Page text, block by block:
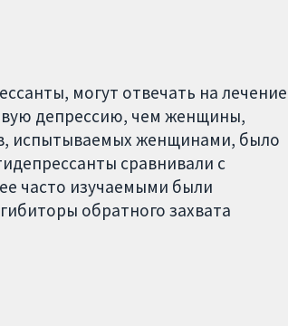
могут отвечать на лечение
депрессию, чем женщины,
испытываемых женщинами, было
сравнивали с
часто изучаемыми были
обратного захвата